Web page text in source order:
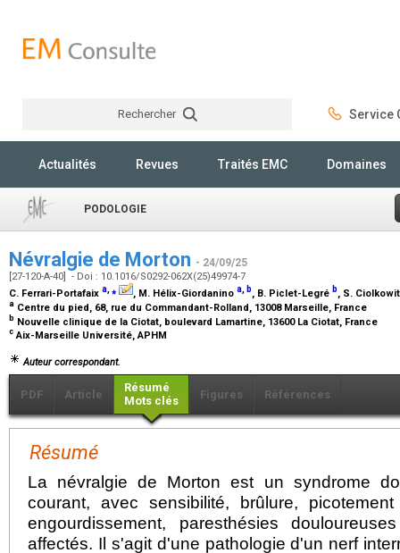
Rechercher Service
Actualités Revues Traités EMC Domaines
PODOLOGIE
Névralgie de Morton - 24/09/25
[27-120-A-40] - Doi : 10.1016/S0292-062X(25)49974-7
C. Ferrari-Portafaix a,⁎ , M. Hélix-Giordanino a, b, B. Piclet-Legré b, S.
a Centre du pied, 68, rue du Commandant-Rolland, 13008 Marseille, France
b Nouvelle clinique de la Ciotat, boulevard Lamartine, 13600 La Ciotat, France
c Aix-Marseille Université, APHM
Auteur correspondant.
PDF Article
Résumé
Mots clés
Figures Références
Résumé
La névralgie de Morton est un syndrome
courant, avec sensibilité, brûlure,
engourdissement, paresthésies
affectés. Il s'agit d'une pathologie d'un nerf